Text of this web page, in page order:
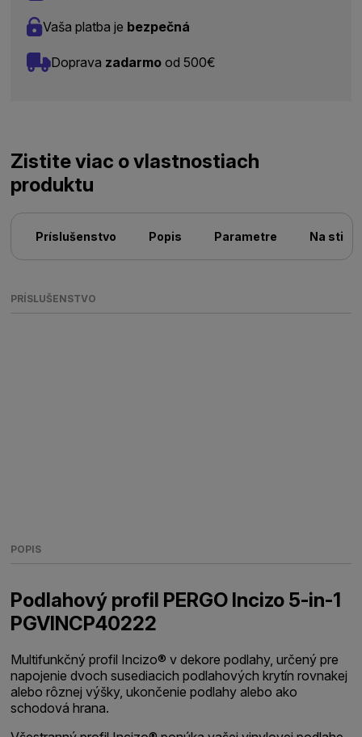
Vaša platba je bezpečná
Doprava zadarmo od 500€
Zistite viac o vlastnostiach
produktu
Príslušenstvo Popis Parametre Na
PRÍSLUŠENSTVO
POPIS
Podlahový profil PERGO Incizo 5-in-1
PGVINCP40222
Multifunkčný profil Incizo® v dekore podlahy, určený pre
napojenie dvoch susediacich podlahových krytín rovnakej
alebo rôznej výšky, ukončenie podlahy alebo ako
schodová hrana.